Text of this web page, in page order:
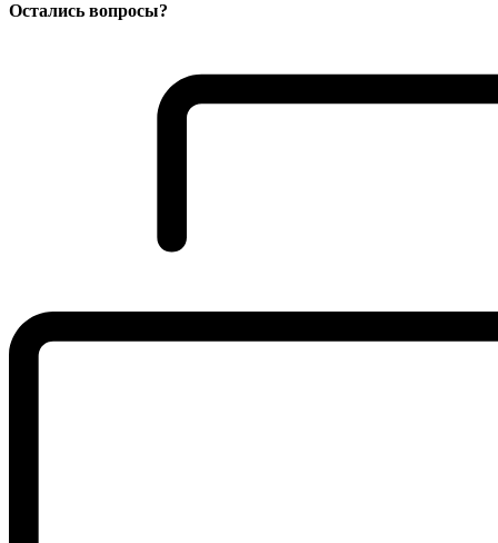
Остались вопросы?